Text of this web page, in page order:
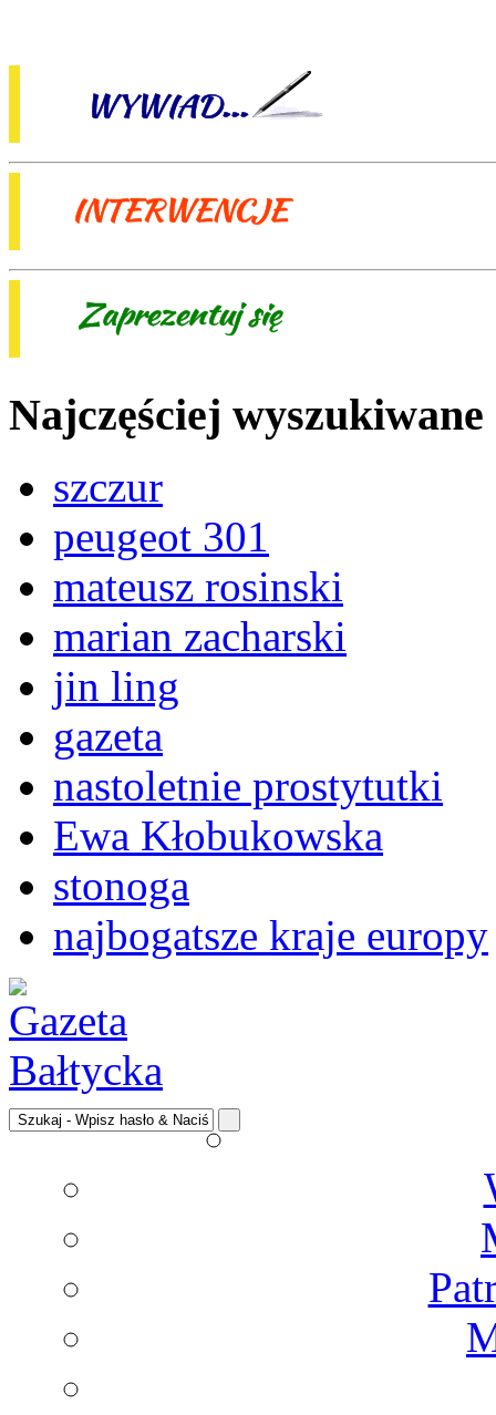
Najczęściej wyszukiwane
szczur
peugeot 301
mateusz rosinski
marian zacharski
jin ling
gazeta
nastoletnie prostytutki
Ewa Kłobukowska
stonoga
najbogatsze kraje europy